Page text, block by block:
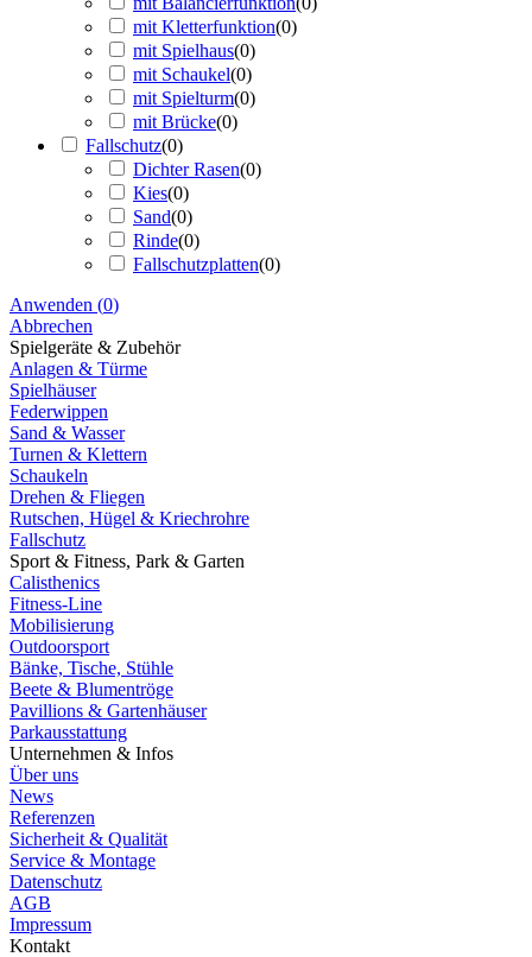
mit Kletterfunktion(0)
mit Spielhaus(0)
mit Schaukel(0)
mit Spielturm(0)
mit Brücke(0)
Fallschutz(0)
Dichter Rasen(0)
Kies(0)
Sand(0)
Rinde(0)
Fallschutzplatten(0)
Anwenden (0)
Abbrechen
Spielgeräte & Zubehör
Anlagen & Türme
Spielhäuser
Federwippen
Sand & Wasser
Turnen & Klettern
Schaukeln
Drehen & Fliegen
Rutschen, Hügel & Kriechrohre
Fallschutz
Sport & Fitness, Park & Garten
Calisthenics
Fitness-Line
Mobilisierung
Outdoorsport
Bänke, Tische, Stühle
Beete & Blumentröge
Pavillions & Gartenhäuser
Parkausstattung
Unternehmen & Infos
Über uns
News
Referenzen
Sicherheit & Qualität
Service & Montage
Datenschutz
AGB
Impressum
Kontakt